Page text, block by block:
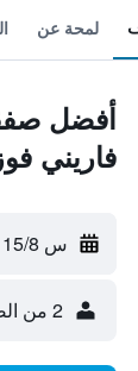
لمحة عن
أفضل
فاريني
س 15/8
2 من الضيوف، غرفة واحدة